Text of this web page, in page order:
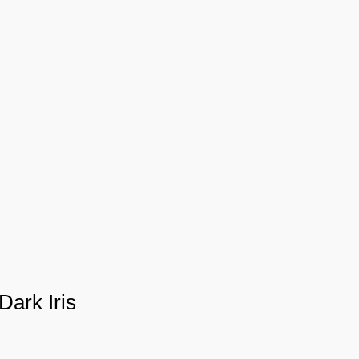
Iris